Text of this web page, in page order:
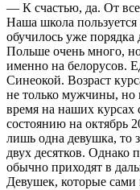
— К счастью, да. От
Наша школа пользуется
обучилось уже
Польше очень много,
именно на белорусов.
Синеокой. Возраст
не только мужчины, но
время на наших курсах
состоянию на октябрь
лишь одна девушка, то
двух десятков. Однако
обычно приходят в
Девушек, которые